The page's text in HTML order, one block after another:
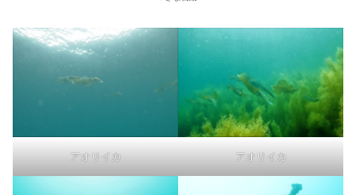
アオリイカ アオリイカ